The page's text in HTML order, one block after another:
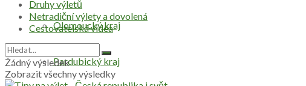
Olomoucký kraj
Pardubický kraj
Druhy výletů
Netradiční výlety a dovolená
Cestovatelská videa
Žádný výsledek
Zobrazit všechny výsledky